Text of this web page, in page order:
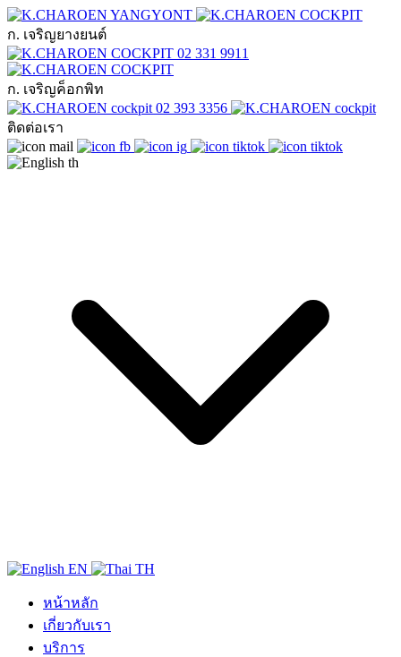
ก. เจริญยางยนต์
02 331 9911
ก. เจริญค็อกพิท
02 393 3356
ติดต่อเรา
th
EN TH
หน้าหลัก
เกี่ยวกับเรา
บริการ